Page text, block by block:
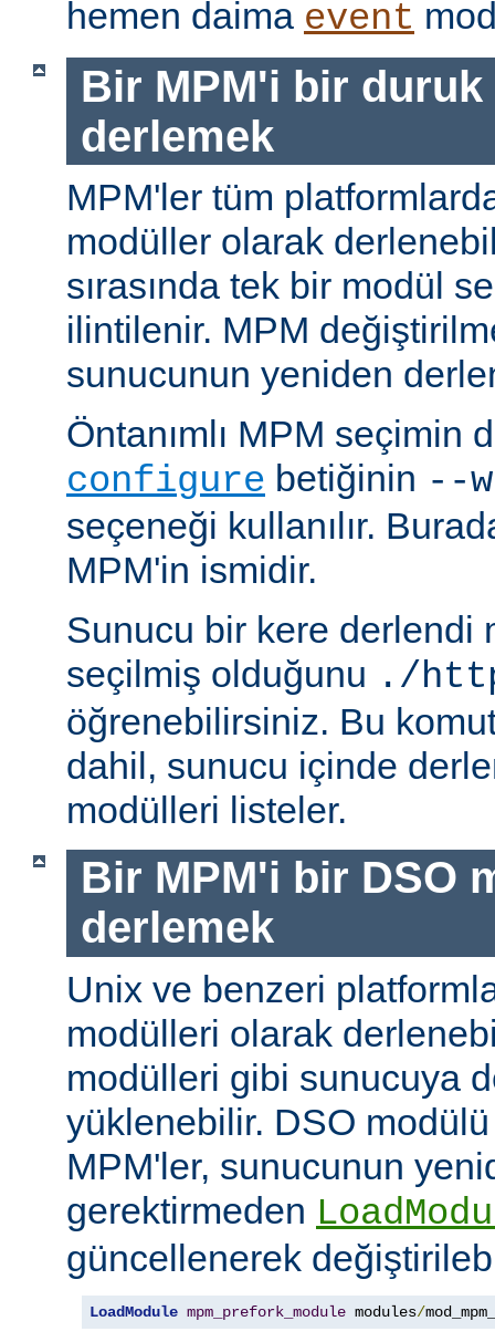
hemen daima event
Bir MPM'i bir
derlemek
MPM'ler tüm
modüller olarak
sırasında tek bir modül
ilintilenir. MPM
sunucunun yeniden
Öntanımlı MPM seçimin
configure betiğinin --
seçeneği kullanılır.
MPM'in ismidir.
Sunucu bir kere derlendi
seçilmiş olduğunu ./
öğrenebilirsiniz. Bu
dahil, sunucu içinde
modülleri listeler.
Bir MPM'i bir DSO
derlemek
Unix ve benzeri
modülleri olarak
modülleri gibi sunucuya
yüklenebilir. DSO
MPM'ler, sunucunun
gerektirmeden
güncellenerek
LoadModule mpm_prefork_module modules/